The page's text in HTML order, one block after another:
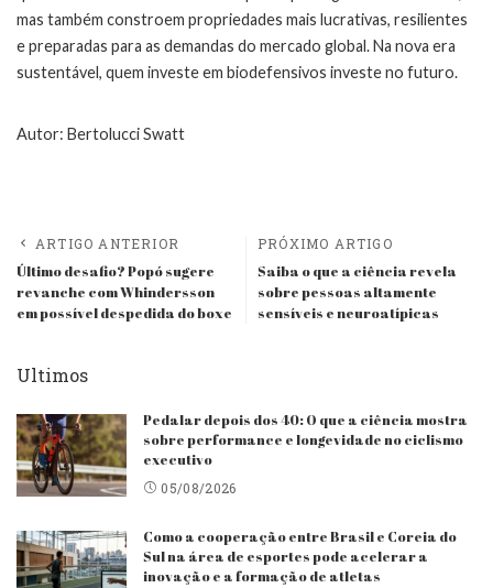
mas também constroem propriedades mais lucrativas, resilientes
e preparadas para as demandas do mercado global. Na nova era
sustentável, quem investe em biodefensivos investe no futuro.
Autor: Bertolucci Swatt
ARTIGO ANTERIOR
Último desafio? Popó sugere
revanche com Whindersson
em possível despedida do boxe
PRÓXIMO ARTIGO
Saiba o que a ciência revela
sobre pessoas altamente
sensíveis e neuroatípicas
Ultimos
Pedalar depois dos 40: O que a ciência mostra
sobre performance e longevidade no ciclismo
executivo
05/08/2026
Como a cooperação entre Brasil e Coreia do
Sul na área de esportes pode acelerar a
inovação e a formação de atletas